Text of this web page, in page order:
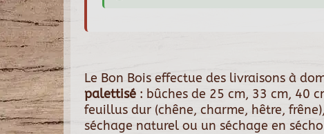
Le Bon Bois effectue des livraisons à
palettisé : bûches de 25 cm, 33 cm, 40
feuillus dur (chêne, charme, hêtre,
séchage naturel ou un séchage en